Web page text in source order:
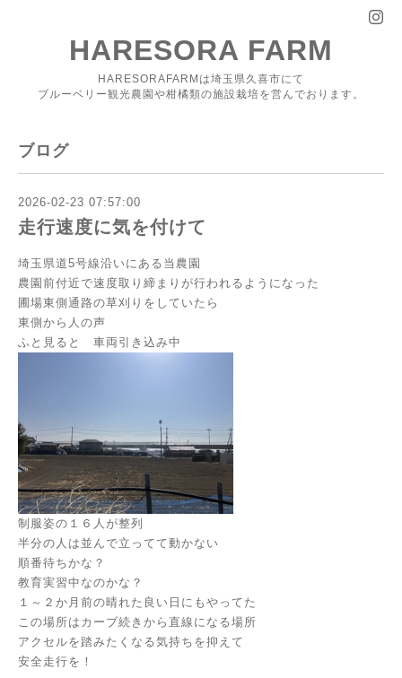
HARESORA FARM
HARESORAFARMは埼玉県久喜市にて
ブルーベリー観光農園や柑橘類の施設栽培を営んでおります。
ブログ
2026-02-23 07:57:00
走行速度に気を付けて
埼玉県道5号線沿いにある当農園
農園前付近で速度取り締まりが行われるようになった
圃場東側通路の草刈りをしていたら
東側から人の声
ふと見ると 車両引き込み中
制服姿の１６人が整列
半分の人は並んで立ってて動かない
順番待ちかな？
教育実習中なのかな？
１～２か月前の晴れた良い日にもやってた
この場所はカーブ続きから直線になる場所
アクセルを踏みたくなる気持ちを抑えて
安全走行を！